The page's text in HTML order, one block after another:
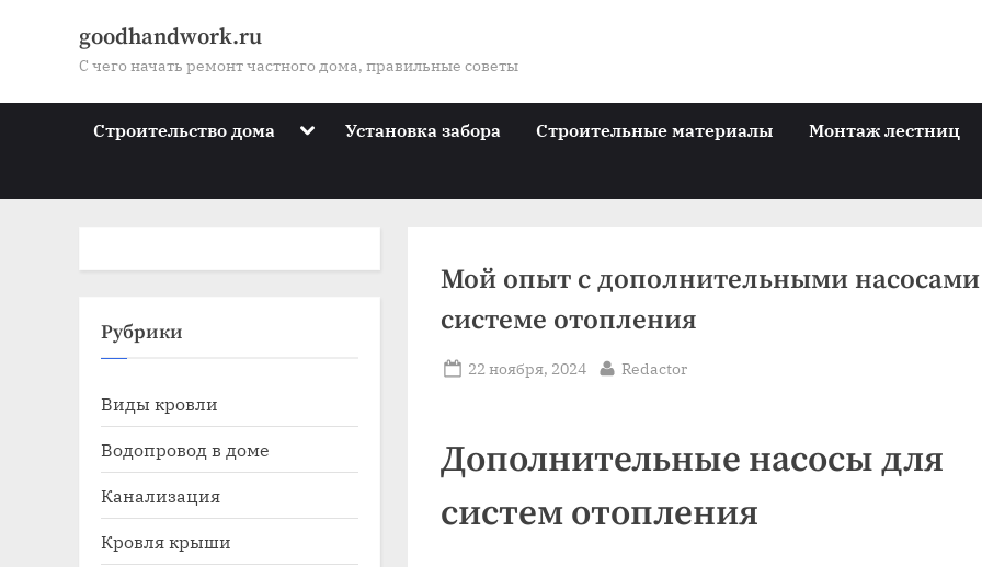
goodhandwork.ru
С чего начать ремонт частного дома, правильные советы
Строительство дома Toggle
menu
Установка забора Строительные материалы Монтаж лестниц
Мой опыт с дополнительными
системе отопления
Posted
22 ноября, 2024 By
Redactor
Дополнительные насосы для
систем отопления
Рубрики
Виды кровли
Водопровод в доме
Канализация
Кровля крыши